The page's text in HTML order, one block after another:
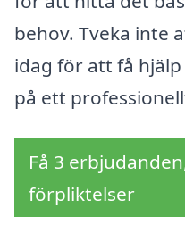
behov. Tveka inte
idag för att få
på ett
Få 3
förpliktelser